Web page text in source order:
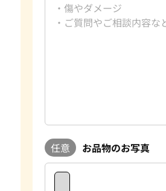
任意 お品物のお写真